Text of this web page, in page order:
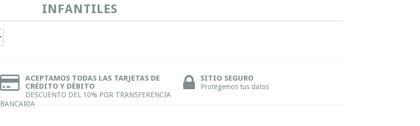
INFANTILES
ACEPTAMOS TODAS LAS TARJETAS DE
CRÉDITO Y DÉBITO
DESCUENTO DEL 10% POR TRANSFERENCIA
BANCARIA
SITIO SEGURO
Protegemos tus datos